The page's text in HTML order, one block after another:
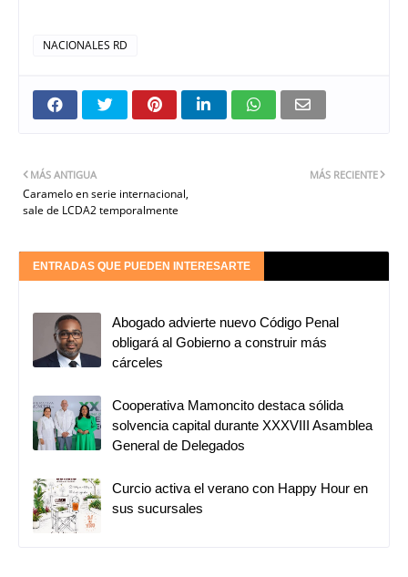
NACIONALES RD
MÁS RECIENTE
MÁS ANTIGUA
Caramelo en serie internacional,
sale de LCDA2 temporalmente
ENTRADAS QUE PUEDEN INTERESARTE
Abogado advierte nuevo Código Penal
obligará al Gobierno a construir más
cárceles
Cooperativa Mamoncito destaca sólida
solvencia capital durante XXXVIII Asamblea
General de Delegados
Curcio activa el verano con Happy Hour en
sus sucursales